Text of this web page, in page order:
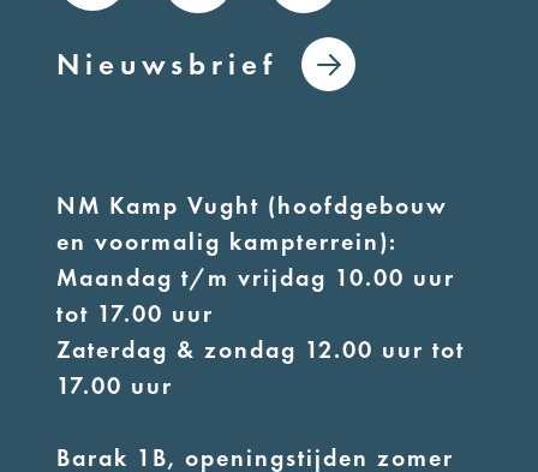
Nieuwsbrief
NM Kamp Vught (hoofdgebouw
en voormalig kampterrein):
Maandag t/m vrijdag 10.00 uur
tot 17.00 uur
Zaterdag & zondag 12.00 uur tot
17.00 uur
Barak 1B, openingstijden zomer